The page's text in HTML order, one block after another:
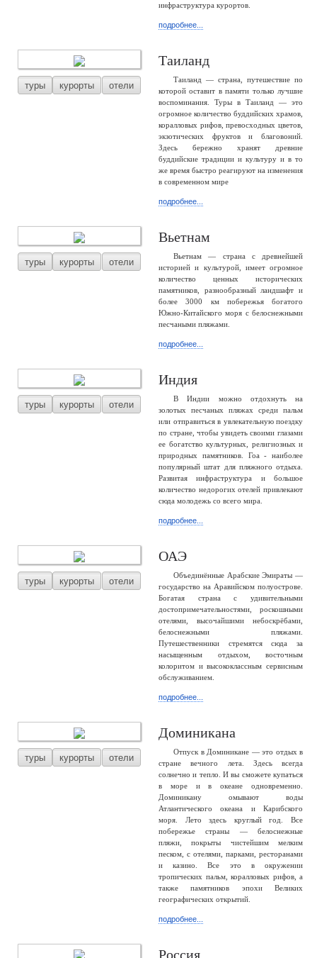
инфраструктура курортов.
подробнее...
туры курорты отели
Таиланд
Таиланд — страна, путешествие по
которой оставит в памяти только лучшие
воспоминания. Туры в Таиланд — это
огромное количество буддийских храмов,
коралловых рифов, превосходных цветов,
экзотических фруктов и благовоний.
Здесь бережно хранят древние
буддийские традиции и культуру и в то
же время быстро реагируют на изменения
в современном мире
подробнее...
туры курорты отели
Вьетнам
Вьетнам — страна с древнейшей
историей и культурой, имеет огромное
количество ценных исторических
памятников, разнообразный ландшафт и
более 3000 км побережья богатого
Южно-Китайского моря с белоснежными
песчаными пляжами.
подробнее...
туры курорты отели
Индия
В Индии можно отдохнуть на
золотых песчаных пляжах среди пальм
или отправиться в увлекательную поездку
по стране, чтобы увидеть своими глазами
ее богатство культурных, религиозных и
природных памятников. Гоа - наиболее
популярный штат для пляжного отдыха.
Развитая инфраструктура и большое
количество недорогих отелей привлекают
сюда молодежь со всего мира.
подробнее...
туры курорты отели
ОАЭ
Объединённые Арабские Эмираты —
государство на Аравийском полуострове.
Богатая страна с удивительными
достопримечательностями, роскошными
отелями, высочайшими небоскрёбами,
белоснежными пляжами.
Путешественники стремятся сюда за
насыщенным отдыхом, восточным
колоритом и высококлассным сервисным
обслуживанием.
подробнее...
туры курорты отели
Доминикана
Отпуск в Доминикане — это отдых в
стране вечного лета. Здесь всегда
солнечно и тепло. И вы сможете купаться
в море и в океане одновременно.
Доминикану омывают воды
Атлантического океана и Карибского
моря. Лето здесь круглый год. Все
побережье страны — белоснежные
пляжи, покрыты чистейшим мелким
песком, с отелями, парками, ресторанами
и казино. Все это в окружении
тропических пальм, коралловых рифов, а
также памятников эпохи Великих
географических открытий.
подробнее...
Россия